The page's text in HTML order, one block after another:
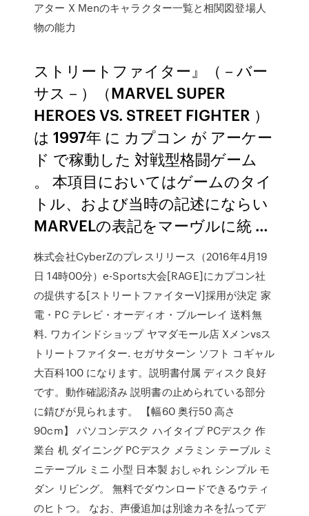
アター X Menのキャラクター一覧と相関図登場人
物の能力
ストリートファイター』（－バー
サス－）（MARVEL SUPER
HEROES VS. STREET FIGHTER ）
は 1997年 に カプコン が アーケー
ド で稼動した 対戦型格闘ゲーム
。 本項目においてはゲームのタイ
トル、および当時の記述にならい
MARVELの表記をマーヴルに統 …
株式会社CyberZのプレスリリース（2016年4月19
日 14時00分）e-Sports大会[RAGE]にカプコン社
の提供する[ストリートファイターV]採用が決定 家
電・PC テレビ・オーディオ・ブルーレイ 送料無
料. ワカインドショップ ヤマダモール店 Xメンvsス
トリートファイター. セガサターン ソフト コギャル
大百科100 になります。説明書付属 ディスク良好
です。動作確認済み 説明書の止められている部分
に錆びが見られます。 【幅60 奥行50 高さ
90cm】 パソコンデスク ハイタイプ PCデスク 作
業台 机 ダイニング PCデスク メラミン テーブル ミ
ニテーブル ミニ 小型 日本製 おしゃれ シンプル モ
ダン リビング。 無料でダウンロードできるウティ
のヒトつ。 なお、声優追加は別途カネを払ってデ